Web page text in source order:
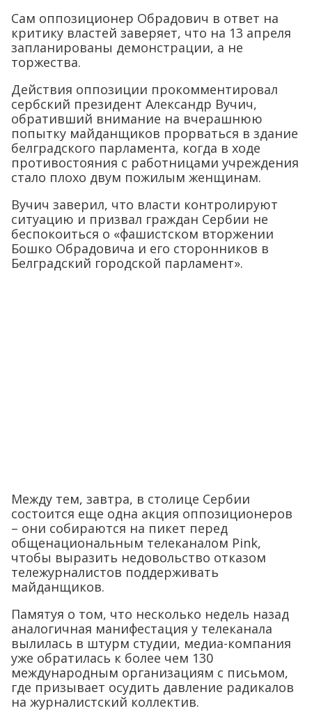
Сам оппозиционер Обрадович в ответ на
критику властей заверяет, что на 13 апреля
запланированы демонстрации, а не
торжества.
Действия оппозиции прокомментировал
сербский президент Александр Вучич,
обративший внимание на вчерашнюю
попытку майданщиков прорваться в здание
белградского парламента, когда в ходе
противостояния с работницами учреждения
стало плохо двум пожилым женщинам.
Вучич заверил, что власти контролируют
ситуацию и призвал граждан Сербии не
беспокоиться о «фашистском вторжении
Бошко Обрадовича и его сторонников в
Белградский городской парламент».
Между тем, завтра, в столице Сербии
состоится еще одна акция оппозиционеров
– они собираются на пикет перед
общенациональным телеканалом Pink,
чтобы выразить недовольство отказом
тележурналистов поддерживать
майданщиков.
Памятуя о том, что несколько недель назад
аналогичная манифестация у телеканала
вылилась в штурм студии, медиа-компания
уже обратилась к более чем 130
международным организациям с письмом,
где призывает осудить давление радикалов
на журналистский коллектив.